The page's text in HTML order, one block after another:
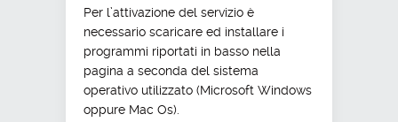
Per l’attivazione del servizio è
necessario scaricare ed installare i
programmi riportati in basso nella
pagina a seconda del sistema
operativo utilizzato (Microsoft Windows
oppure Mac Os).